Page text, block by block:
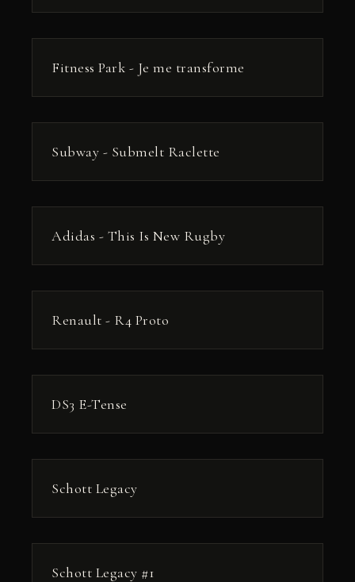
Fitness Park - Je me transforme
РЕКЛАМА
Subway - Submelt Raclette
РЕКЛАМА
Adidas - This Is New Rugby
РЕКЛАМА
Renault - R4 Proto
РЕКЛАМА
DS3 E-Tense
РЕКЛАМА
Schott Legacy
РЕКЛАМА
Schott Legacy #1